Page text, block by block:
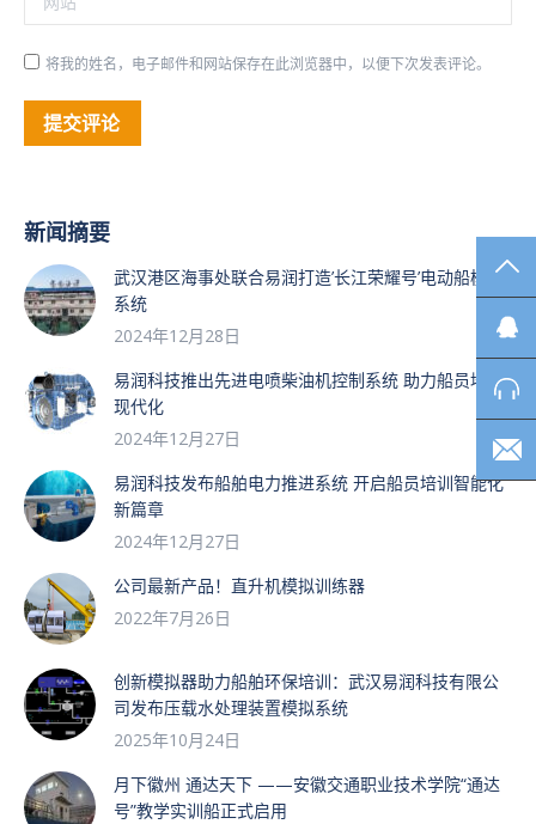
将我的姓名，电子邮件和网站保存在此浏览器中，以便下次发表评论。
提交评论
新闻摘要
武汉港区海事处联合易润打造’长江荣耀号’电动船模拟
系统
2024年12月28日
易润科技推出先进电喷柴油机控制系统 助力船员培训
现代化
2024年12月27日
易润科技发布船舶电力推进系统 开启船员培训智能化
新篇章
2024年12月27日
公司最新产品！直升机模拟训练器
2022年7月26日
创新模拟器助力船舶环保培训：武汉易润科技有限公
司发布压载水处理装置模拟系统
2025年10月24日
月下徽州 通达天下 ——安徽交通职业技术学院“通达
号”教学实训船正式启用